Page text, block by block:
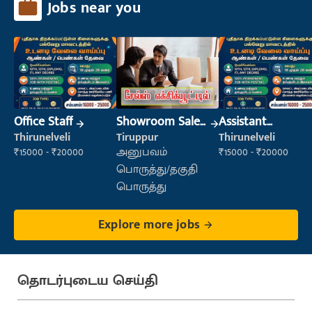
Jobs near you
Office Staff
Thirunelveli
₹15000 - ₹20000
Showroom Sales
Executive (Retail
Sales)
Tiruppur
அனுபவம்
பொருத்து/தகுதி
பொருத்து
Assistant
Manager
Thirunelveli
₹15000 - ₹20000
Explore more jobs
தொடர்புடைய செய்தி